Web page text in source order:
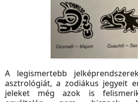
A legismertebb
asztrológiát, a zodiákus jegyeit
jeleket még azok is